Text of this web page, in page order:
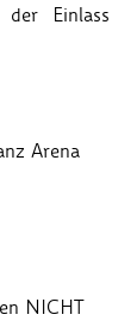
der Einlass
Arena
NICHT